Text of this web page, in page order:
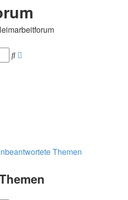
Suche
Themen